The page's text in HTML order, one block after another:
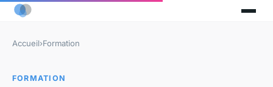
Accueil›Formation
FORMATION